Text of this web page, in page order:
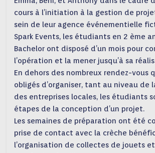
cours à l’initiation à la gestion de
sein de leur agence événementielle
Spark Events, les étudiants en 2 ème
Bachelor ont disposé d’un mois pour
l’opération et la mener jusqu’à sa
En dehors des nombreux rendez-vous
obligés d’organiser, tant au niveau de
des entreprises locales, les étudiants
étapes de la conception d’un projet.
Les semaines de préparation ont été
prise de contact avec la crèche
l’organisation de collectes de jouets